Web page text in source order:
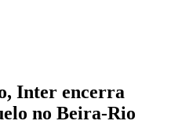
Inter encerra
no Beira-Rio